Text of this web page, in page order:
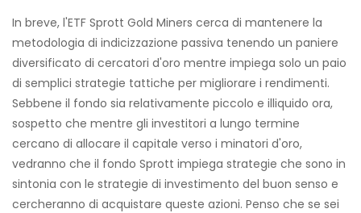
In breve, l'ETF Sprott Gold Miners cerca di mantenere la
metodologia di indicizzazione passiva tenendo un paniere
diversificato di cercatori d'oro mentre impiega solo un paio
di semplici strategie tattiche per migliorare i rendimenti.
Sebbene il fondo sia relativamente piccolo e illiquido ora,
sospetto che mentre gli investitori a lungo termine
cercano di allocare il capitale verso i minatori d'oro,
vedranno che il fondo Sprott impiega strategie che sono in
sintonia con le strategie di investimento del buon senso e
cercheranno di acquistare queste azioni. Penso che se sei